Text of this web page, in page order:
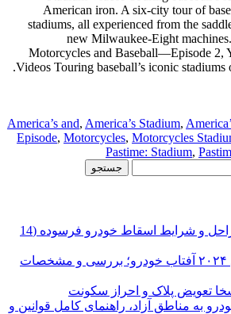
American iron. A six-city tour of
stadiums, all experienced from the
new Milwaukee-Eight
Motorcycles and Baseball—Episode 2,
Videos Touring baseball’s iconic stadiums on iconic American iron.
America’s and, America’s Stadium,
Episode, Motorcycles, Motorcycles
Pastime: Stadium,
راهنمای کامل مراحل و شرایط اسقاط خودرو فرسوده (14
مزدا CX-30 مدل ۲۰۲۴ آفتاب خودرو؛ بررسی و مشخصات
تعویض پلاک و احراز سکونت
به مناطق آزاد، راهنمای کامل قوانین و